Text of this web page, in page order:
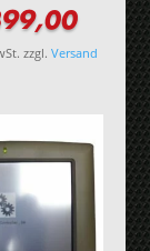
zzgl.Versand